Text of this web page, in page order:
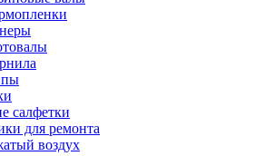
салфетки
для ремонта
воздух